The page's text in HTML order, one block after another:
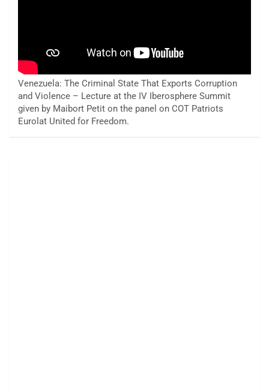
Venezuela: The Criminal State That Exports Corruption
and Violence – Lecture at the IV Iberosphere Summit
given by Maibort Petit on the panel on COT Patriots
Eurolat United for Freedom.